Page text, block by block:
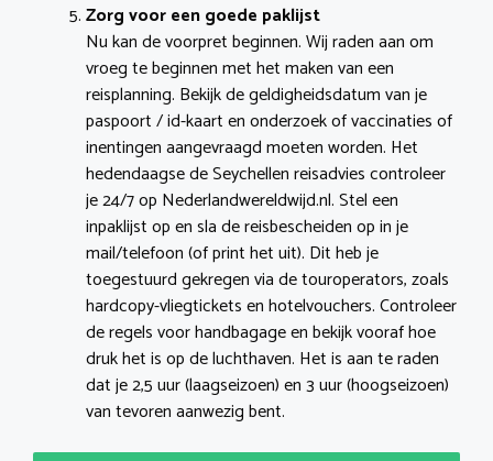
Zorg voor een goede paklijst
Nu kan de voorpret beginnen. Wij raden aan om
vroeg te beginnen met het maken van een
reisplanning. Bekijk de geldigheidsdatum van je
paspoort / id-kaart en onderzoek of vaccinaties of
inentingen aangevraagd moeten worden. Het
hedendaagse de Seychellen reisadvies controleer
je 24/7 op Nederlandwereldwijd.nl. Stel een
inpaklijst op en sla de reisbescheiden op in je
mail/telefoon (of print het uit). Dit heb je
toegestuurd gekregen via de touroperators, zoals
hardcopy-vliegtickets en hotelvouchers. Controleer
de regels voor handbagage en bekijk vooraf hoe
druk het is op de luchthaven. Het is aan te raden
dat je 2,5 uur (laagseizoen) en 3 uur (hoogseizoen)
van tevoren aanwezig bent.